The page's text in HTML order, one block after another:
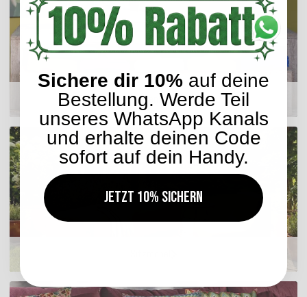
Matratzenkissen
Sichere dir 10% auf deine
Bestellung. Werde Teil
unseres WhatsApp Kanals
und erhalte deinen Code
sofort auf dein Handy.
Jetzt 10% sichern